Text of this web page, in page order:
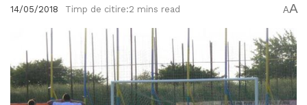
14/05/2018 Timp de citire:2 mins read AA